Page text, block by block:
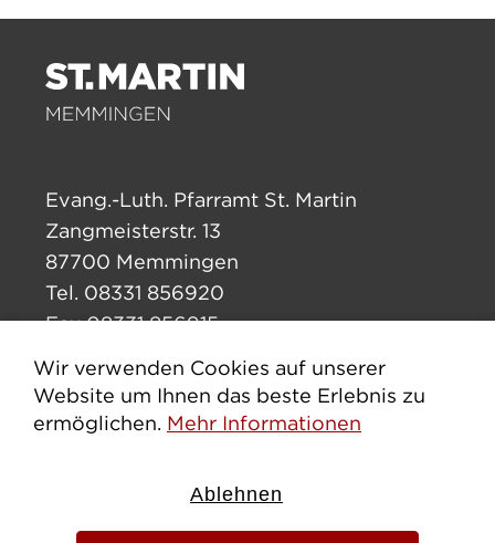
Evang.-Luth. Pfarramt St. Martin
Zangmeisterstr. 13
87700 Memmingen
Tel. 08331 856920
Fax 08331 856915
pfarramt.stmartin.mm@elkb.de
Cookies erlauben
Wir verwenden Cookies auf unserer
Website um Ihnen das beste Erlebnis zu
ermöglichen. Mehr Informationen
Ablehnen